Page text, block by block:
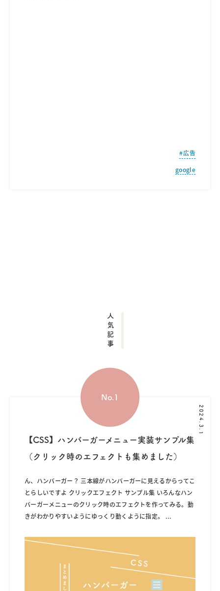
広告
google
人気記事
2024.3.1
【CSS】ハンバーガーメニュー実装サンプル集
（クリック時のエフェクトも集めました）
ん、ハンバーガー？ 三本線がハンバーガーに見えるからってこ
とらしいですよ クリックエフェクト サンプル集 いろんなハン
バーガーメニューのクリック時のエフェクトを作ってみる。動
きがわかりやすいようにゆっくり動くように指定。
...